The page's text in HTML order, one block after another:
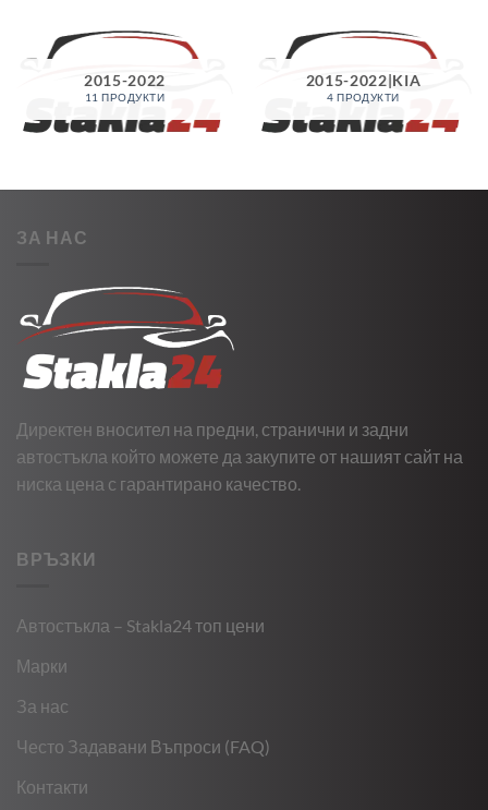
2015-2022
11 ПРОДУКТИ
2015-2022|KIA
4 ПРОДУКТИ
ЗА НАС
Директен вносител на предни, странични и задни
автостъкла който можете да закупите от нашият сайт на
ниска цена с гарантирано качество.
ВРЪЗКИ
Автостъкла – Stakla24 топ цени
Марки
За нас
Често Задавани Въпроси (FAQ)
Контакти